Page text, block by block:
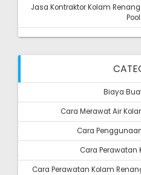
Jasa Kontraktor Kolam
Biaya
Cara Merawat Air
Cara
Cara Perawatan
Cara Perawatan Kolam